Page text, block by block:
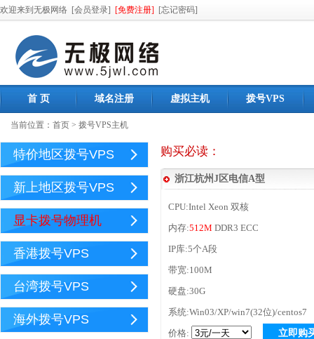
欢迎来到无极网络 [会员登录] [免费注册] [忘记密码]
首 页 域名注册 虚拟主机 拨号VPS
当前位置： 首页 > 拨号VPS主机
特价地区拨号VPS
新上地区拨号VPS
显卡拨号物理机
香港拨号VPS
台湾拨号VPS
海外拨号VPS
购买必读：
浙江杭州J区电信A型
CPU:Intel Xeon 双核
内存:512M DDR3 ECC
IP库:5个A段
带宽:100M
硬盘:30G
系统:Win03/XP/win7(32位)/centos7
价格:
立即购